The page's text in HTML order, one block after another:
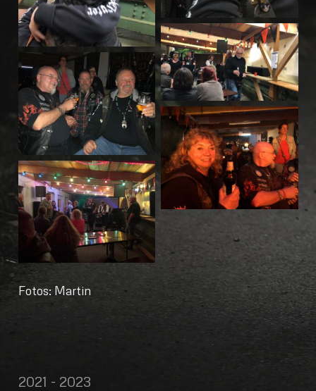
Fotos: Martin
2021 - 2023